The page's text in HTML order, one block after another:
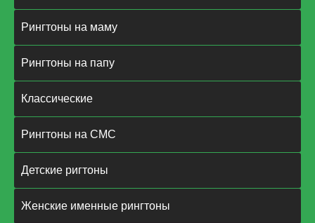
Рингтоны на маму
Рингтоны на папу
Классические
Рингтоны на СМС
Детские ригтоны
Женские именные рингтоны